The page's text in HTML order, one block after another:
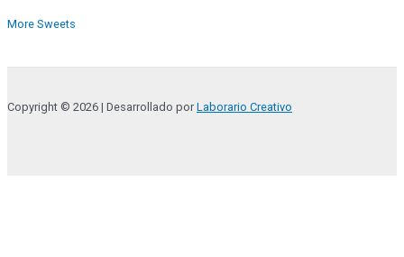
More Sweets
Copyright © 2026 | Desarrollado por Laborario Creativo